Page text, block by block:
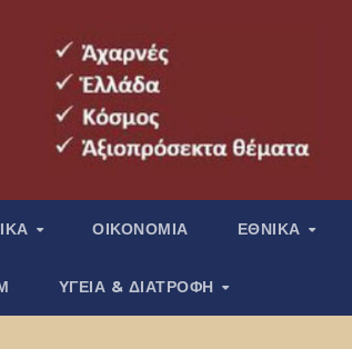
ΟΙΚΟΝΟΜΙΑ ΕΘΝΙΚΑ
ΥΓΕΙΑ & ΔΙΑΤΡΟΦΗ